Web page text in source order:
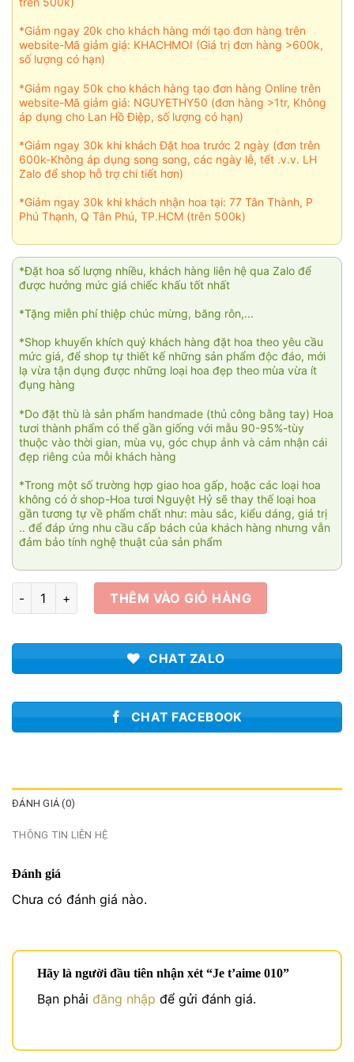
*Giảm ngay 20k cho khách hàng mới tạo đơn hàng trên
website-Mã giảm giá: KHACHMOI (Giá trị đơn hàng >600k,
số lượng có hạn)
*Giảm ngay 50k cho khách hàng tạo đơn hàng Online trên
website-Mã giảm giá: NGUYETHY50 (đơn hàng >1tr, Không
áp dụng cho Lan Hồ Điệp, số lượng có hạn)
*Giảm ngay 30k khi khách Đặt hoa trước 2 ngày (đơn trên
600k-Không áp dụng song song, các ngày lễ, tết .v.v. LH
Zalo để shop hỗ trợ chi tiết hơn)
*Giảm ngay 30k khi khách nhận hoa tại: 77 Tân Thành, P
Phú Thạnh, Q Tân Phú, TP.HCM (trên 500k)
*Đặt hoa số lượng nhiều, khách hàng liên hệ qua Zalo để
được hưởng mức giá chiếc khấu tốt nhất
*Tặng miễn phí thiệp chúc mừng, băng rôn,...
*Shop khuyến khích quý khách hàng đặt hoa theo yêu cầu
mức giá, để shop tự thiết kế những sản phẩm độc đáo, mới
lạ vừa tận dụng được những loại hoa đẹp theo mùa vừa ít
đụng hàng
*Do đặt thù là sản phẩm handmade (thủ công bằng tay) Hoa
tươi thành phẩm có thể gần giống với mẫu 90-95%-tùy
thuộc vào thời gian, mùa vụ, góc chụp ảnh và cảm nhận cái
đẹp riêng của mỗi khách hàng
*Trong một số trường hợp giao hoa gấp, hoặc các loại hoa
không có ở shop-Hoa tươi Nguyệt Hỷ sẽ thay thế loại hoa
gần tương tự về phẩm chất như: màu sắc, kiểu dáng, giá trị
.. để đáp ứng nhu cầu cấp bách của khách hàng nhưng vẫn
đảm bảo tính nghệ thuật của sản phẩm
Je t'aime 010 số lượngTHÊM VÀO GIỎ HÀNG
CHAT ZALO
CHAT FACEBOOK
ĐÁNH GIÁ (0)
THÔNG TIN LIÊN HỆ
Đánh giá
Chưa có đánh giá nào.
Hãy là người đầu tiên nhận xét “Je t’aime 010”
Bạn phải đăng nhập để gửi đánh giá.